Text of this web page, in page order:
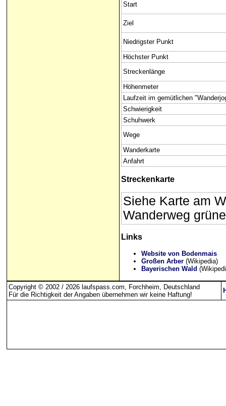
Start
Ziel
Niedrigster Punkt
Höchster Punkt
Streckenlänge
Höhenmeter
Laufzeit im gemütlichen
Schwierigkeit
Schuhwerk
Wege
Wanderkarte
Anfahrt
Streckenkarte
Siehe Karte am
Wanderweg
Links
Website von Bodenmais
Großen Arber (Wikipedia)
Bayerischen Wald
Copyright © 2002 / 2026 laufspass.com, Forchheim, Deutschland
Für die Richtigkeit der Angaben übernehmen wir keine Haftung!